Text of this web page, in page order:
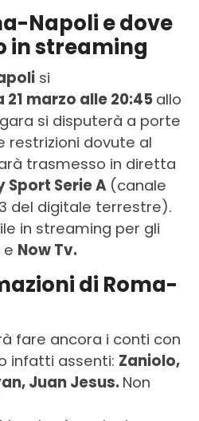
Napoli e dove
in streaming
si
marzo alle 20:45 allo
si disputerà a porte
restrizioni dovute al
trasmesso in diretta
Sport Serie A (canale
del digitale terrestre).
in streaming per gli
e Now Tv.
di Roma-
fare ancora i conti con
infatti assenti: Zaniolo,
Juan Jesus. Non